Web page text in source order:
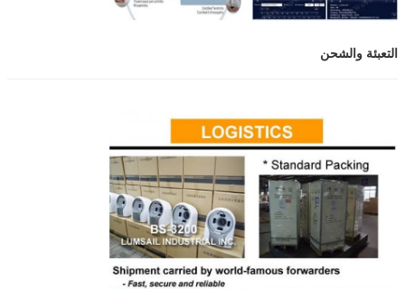
درجة حرارة البيئة
-20 درجة مئوية إلى 40 درجة
الرطوبة النسبية
التعبئة والشحن